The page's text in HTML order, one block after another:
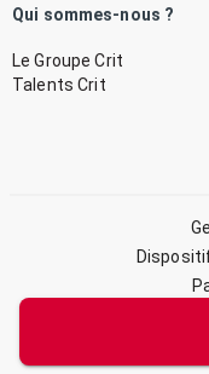
Qui sommes-nous ?
Le Groupe Crit
Talents Crit